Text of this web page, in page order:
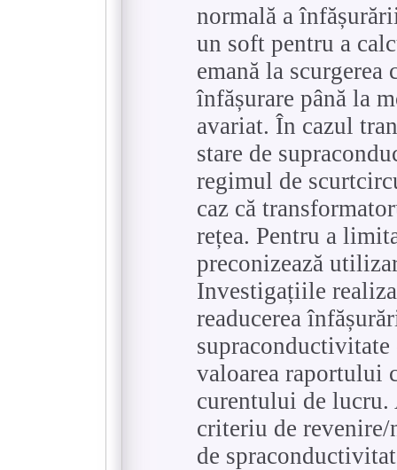
normală a
un soft pentru a
emană la
înfășurare până la
avariat. În cazul
stare de
regimul de
caz că
rețea. Pentru a
preconizează
Investigațiile
readucerea
valoarea raportului
curentului de lucru.
criteriu de revenire/
de